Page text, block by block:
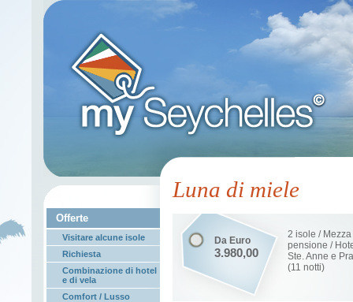
Offerte
Visitare alcune isole
Richiesta
Combinazione di hotel
e di vela
Comfort / Lusso
Luna di miele
Da Euro
3.980,00
2 isole / Mezza
pensione /
Ste. Anne e
(11 notti)